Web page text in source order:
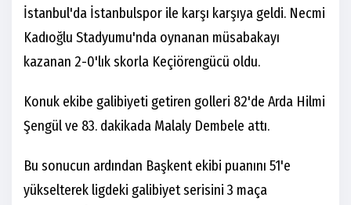
İstanbul'da İstanbulspor ile karşı karşıya geldi. Necmi
Kadıoğlu Stadyumu'nda oynanan müsabakayı
kazanan 2-0'lık skorla Keçiörengücü oldu.
Konuk ekibe galibiyeti getiren golleri 82'de Arda Hilmi
Şengül ve 83. dakikada Malaly Dembele attı.
Bu sonucun ardından Başkent ekibi puanını 51'e
yükselterek ligdeki galibiyet serisini 3 maça